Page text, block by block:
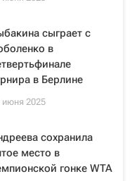
сыграет с
в
в Берлине
июня 2025
сохранила
место в
гонке WTA